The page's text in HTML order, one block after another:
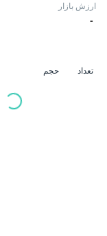
ارزش بازار
-
تعداد حجم